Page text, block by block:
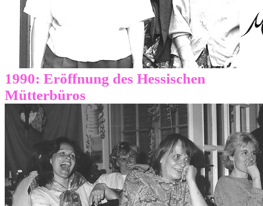
1990: Eröffnung des Hessischen
Mütterbüros